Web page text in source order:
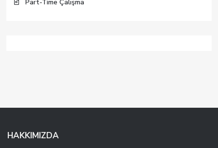
Part-Time Çalışma
HAKKIMIZDA